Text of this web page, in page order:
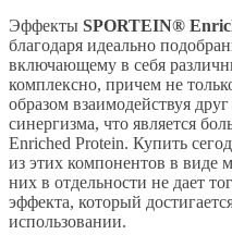
Эффекты SPORTEIN®
благодаря идеально
включающему в себя
комплексно, причем не
образом взаимодействуя
синергизма, что является
Enriched Protein. Купить
из этих компонентов в виде
них в отдельности не дает
эффекта, который
использовании.